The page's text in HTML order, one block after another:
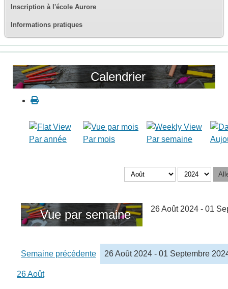
Inscription à l'école Aurore
Informations pratiques
Calendrier
Par année Par mois Par semaine
Vue par semaine 26 Août 2024 - 01
Semaine précédente 26 Août 2024 - 01 Septembre
26 Août